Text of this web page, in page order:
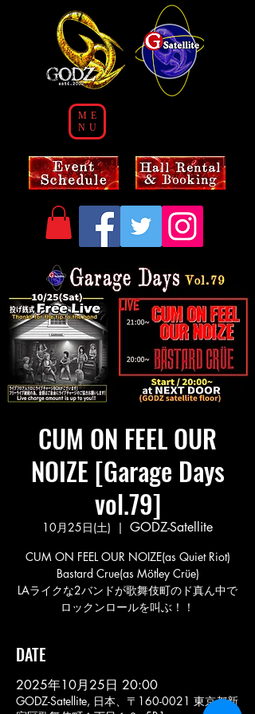
ME
NU
CUM ON FEEL OUR
NOIZE [Garage Days
vol.79]
10月25日(土)
  |
GODZ-Satellite
CUM ON FEEL OUR NOIZE(as Quiet Riot)
Bastard Crue(as Mötley Crüe)
LAライクな2バンドが歌舞伎町のド真ん中で
ロックンロールを叫ぶ！！
DATE
2025年10月25日 20:00
GODZ-Satellite, 日本、〒160-0021 東京都新